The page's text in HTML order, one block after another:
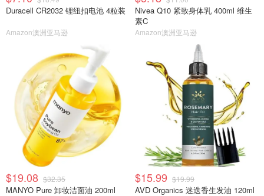
Duracell CR2032 锂纽扣电池 4粒装
Amazon澳洲亚马逊
Nivea Q10 紧致身体乳 400ml 维生
素C
Amazon澳洲亚马逊
$19.08 $32.35
MANYO Pure 卸妆洁面油 200ml
$15.99 $19.99
AVD Organics 迷迭香生发油 120ml